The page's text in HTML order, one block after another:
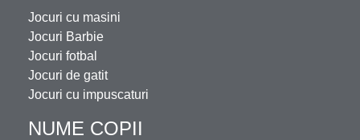
Jocuri cu masini
Jocuri Barbie
Jocuri fotbal
Jocuri de gatit
Jocuri cu impuscaturi
NUME COPII